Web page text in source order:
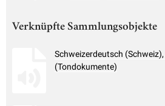
Verknüpfte Sammlungsobjekte
Schweizerdeutsch
(Tondokumente)